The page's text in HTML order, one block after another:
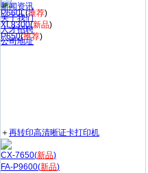
新闻资讯
关于我们
人才招聘
公司地址
P660L(推荐)
XL8300(新品)
P650(推荐)
＋再转印高清晰证卡打印机
CX-7650(新品)
FA-P9600(新品)